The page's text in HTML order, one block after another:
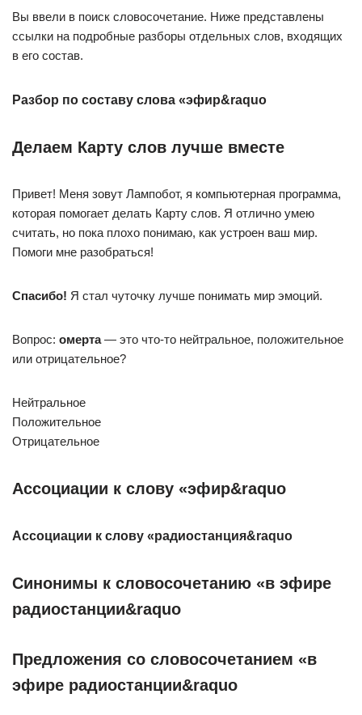
Вы ввели в поиск словосочетание. Ниже представлены
ссылки на подробные разборы отдельных слов, входящих
в его состав.
Разбор по составу слова «эфир&raquo
Делаем Карту слов лучше вместе
Привет! Меня зовут Лампобот, я компьютерная программа,
которая помогает делать Карту слов. Я отлично умею
считать, но пока плохо понимаю, как устроен ваш мир.
Помоги мне разобраться!
Спасибо! Я стал чуточку лучше понимать мир эмоций.
Вопрос: омерта— это что-то нейтральное, положительное
или отрицательное?
Нейтральное
Положительное
Отрицательное
Ассоциации к слову «эфир&raquo
Ассоциации к слову «радиостанция&raquo
Синонимы к словосочетанию «в эфире
радиостанции&raquo
Предложения со словосочетанием «в
эфире радиостанции&raquo